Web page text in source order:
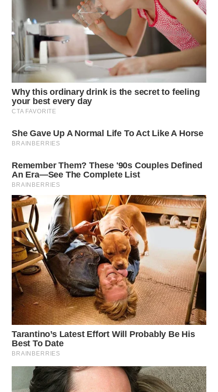
WN
LABUHANBATU
WN
TAPANULI
TENGAH
WN DELI
SERDANG
WN
WN
PAKPAK
WN
KARAWANG
WN
BEKASI
WN
BOGOR
DEPOK
WN
TAPANULI
UTARA